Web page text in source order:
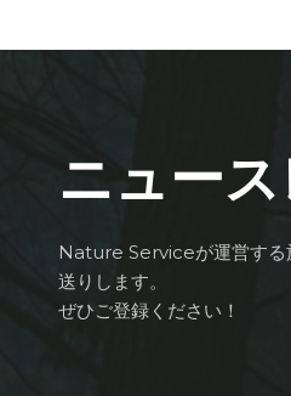
ニュー
Nature Serviceが運営する
送りします。
ぜひご登録ください！